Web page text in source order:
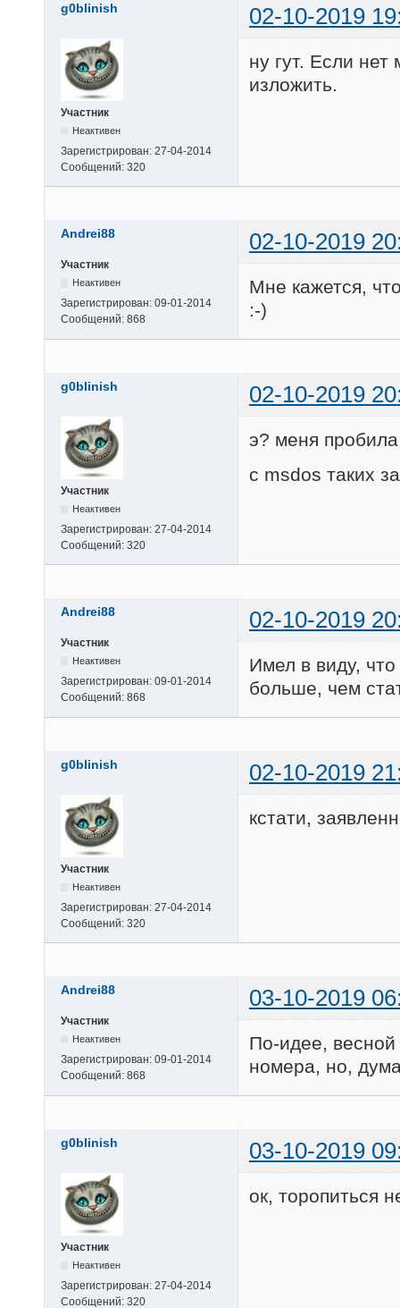
g0blinish 02-10-2019
Участник
Неактивен
Зарегистрирован: 27-04-2014
Сообщений: 320
ну гут. Если
изложить.
Andrei88 02-10-2019
Участник
Неактивен
Зарегистрирован: 09-01-2014
Сообщений: 868
Мне кажется,
:-)
g0blinish 02-10-2019
Участник
Неактивен
Зарегистрирован: 27-04-2014
Сообщений: 320
э? меня
с msdos таких
Andrei88 02-10-2019
Участник
Неактивен
Зарегистрирован: 09-01-2014
Сообщений: 868
Имел в виду,
больше, чем
g0blinish 02-10-2019
Участник
Неактивен
Зарегистрирован: 27-04-2014
Сообщений: 320
кстати,
Andrei88 03-10-2019
Участник
Неактивен
Зарегистрирован: 09-01-2014
Сообщений: 868
По-идее, весной
номера, но,
g0blinish 03-10-2019
Участник
Неактивен
Зарегистрирован: 27-04-2014
Сообщений: 320
ок, торопиться